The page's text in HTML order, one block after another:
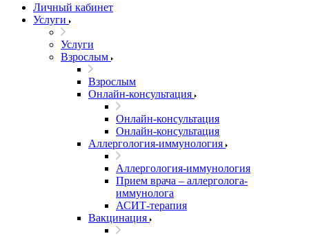
Личный кабинет
Услуги
Услуги
Взрослым
Взрослым
Онлайн-консультация
Онлайн-консультация
Онлайн-консультация
Аллергология-иммунология
Аллергология-иммунология
Прием врача – аллерголога-
иммунолога
АСИТ-терапия
Вакцинация